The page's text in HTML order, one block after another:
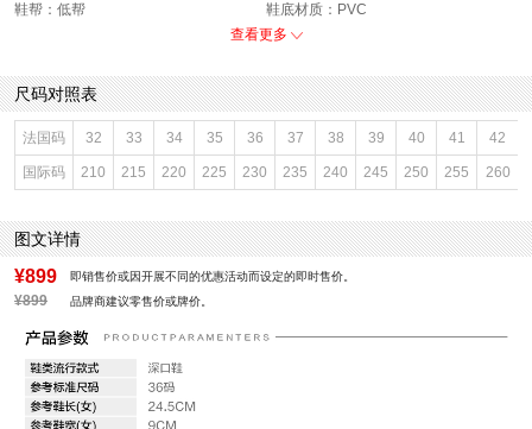
鞋帮：低帮
鞋底材质：PVC
色系：米色
闭合方式：套脚
前掌高度：无
款式季节：秋季
配跟：无
鞋垫材质：猪皮革
鞋头款式：圆头
鞋面材质：牛皮革
鞋面图案：纯色
参考鞋长(女)：24.5CM
制鞋工艺：胶贴皮鞋
皮质特征：头层皮
里料材质：织物,猪皮革
防水台高度：无
风格：休闲
查看更多
尺码对照表
法国码 32 33 34 35 36 37 38 39 40 41 42
国际码 210 215 220 225 230 235 240 245 250 255 260
图文详情
¥899 即销售价或因开展不同的优惠活动而设定的即时售价。
¥899 品牌商建议零售价或牌价。